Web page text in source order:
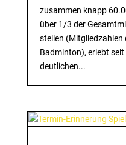
zusammen knapp
über 1/3 der
stellen
Badminton), erlebt
deutlichen...